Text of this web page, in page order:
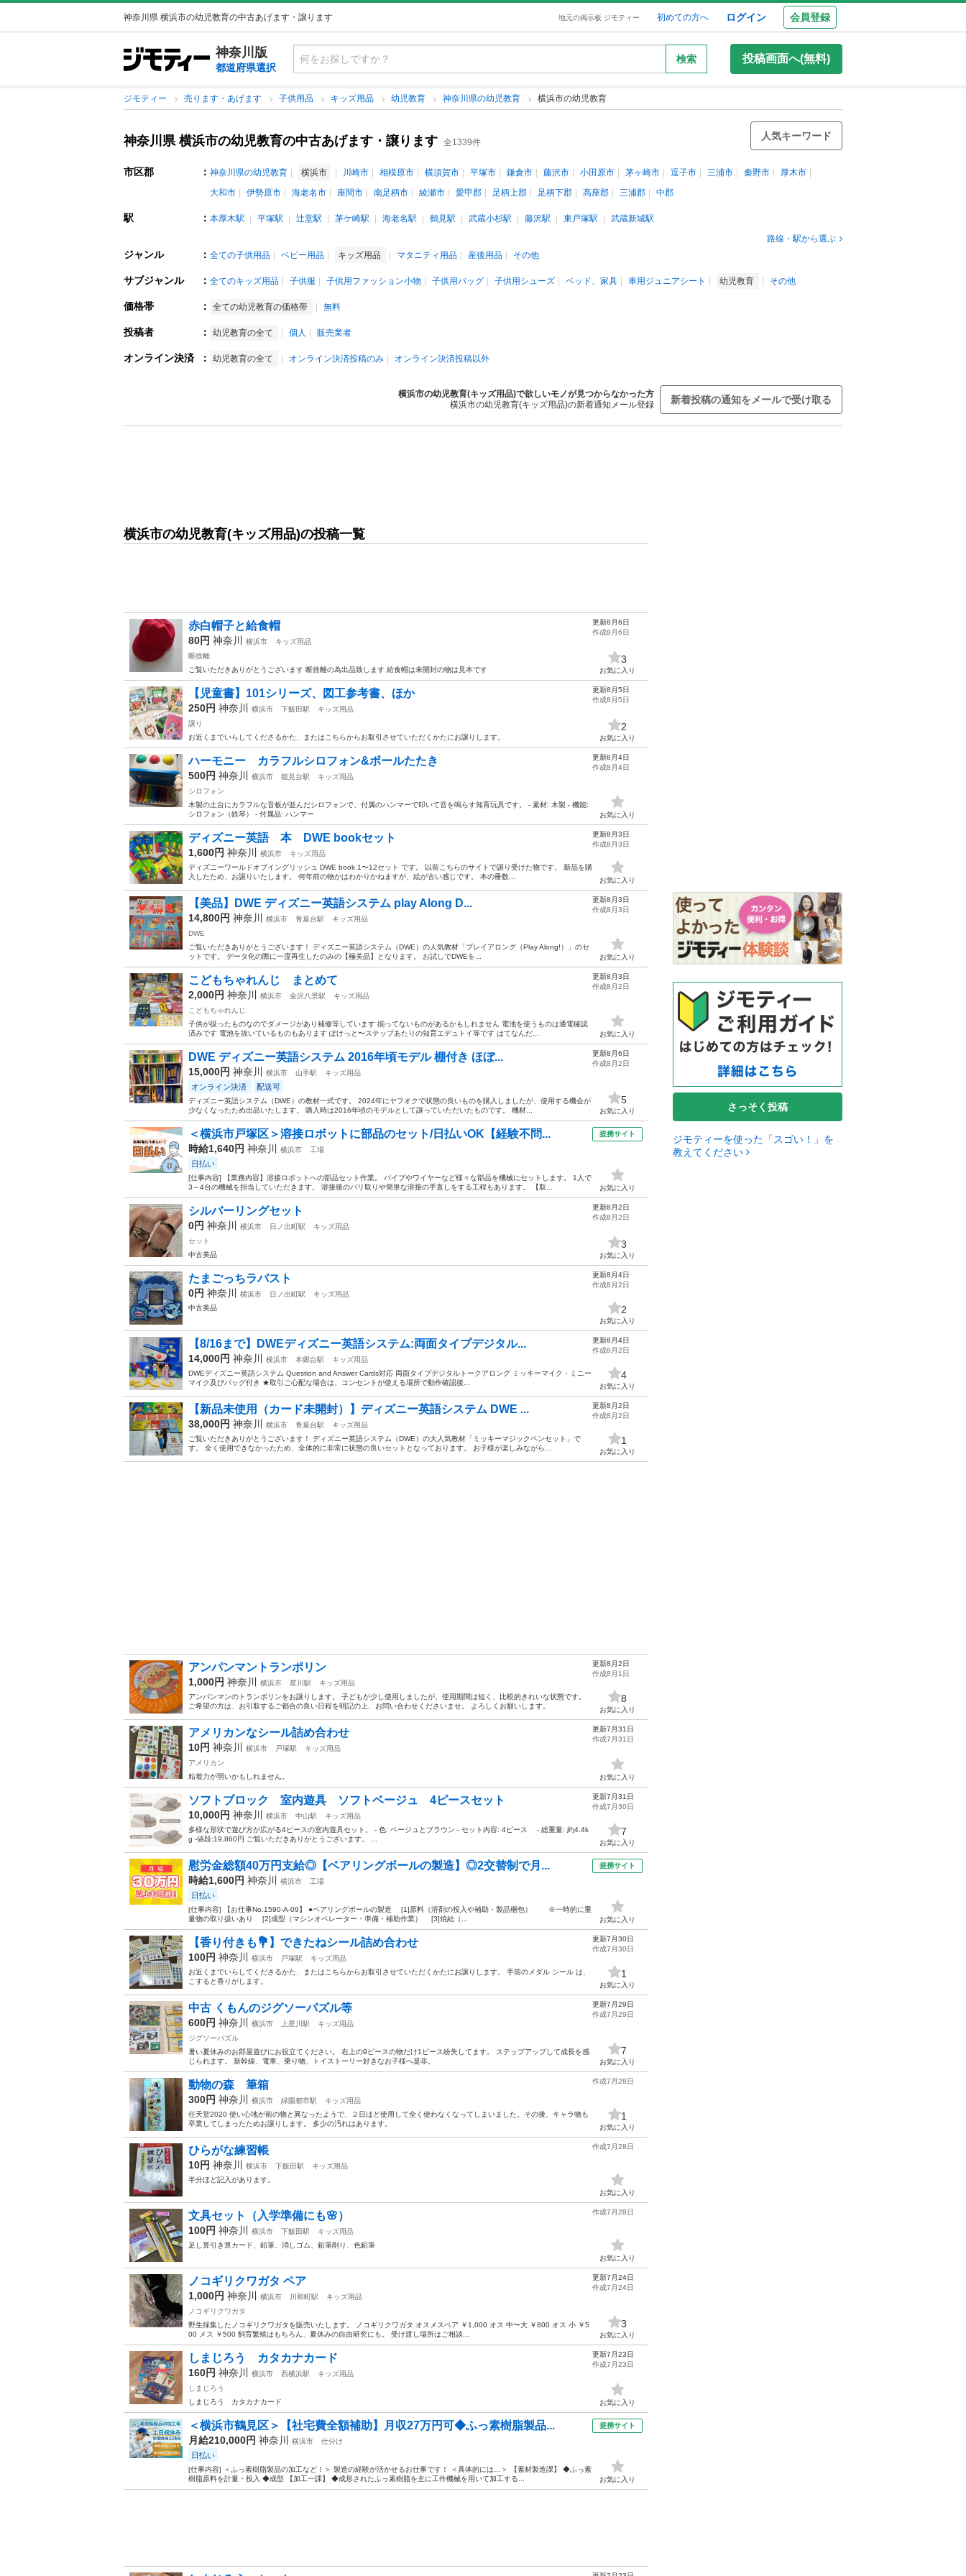
神奈川県 横浜市の幼児教育の中古あげます・譲ります 地元の掲示板 ジモティー 初めての方へ ログイン 会員登録
神奈川版
都道府県選択
検索 投稿画面へ(無料)
ジモティー 売ります・あげます 子供用品 キッズ用品 幼児教育 神奈川県の幼児教育 横浜市の幼児教育
神奈川県 横浜市の幼児教育の中古あげます・譲ります 全1339件
人気キーワード
市区郡 ： 神奈川県の幼児教育 横浜市 川崎市 相模原市 横須賀市 平塚市 鎌倉市 藤沢市 小田原市 茅ヶ崎市 逗子市 三浦市 秦野市
厚木市
大和市
伊勢原市 海老名市 座間市 南足柄市 綾瀬市 愛甲郡 足柄上郡 足柄下郡 高座郡 三浦郡 中郡
駅 ： 本厚木駅 平塚駅 辻堂駅 茅ケ崎駅 海老名駅 鶴見駅 武蔵小杉駅 藤沢駅 東戸塚駅
武蔵新城駅
路線・駅から選ぶ
ジャンル ： 全ての子供用品 ベビー用品 キッズ用品 マタニティ用品 産後用品 その他
サブジャンル ： 全てのキッズ用品 子供服 子供用ファッション小物 子供用バッグ 子供用シューズ ベッド、家具 車用ジュニアシート 幼児教育 その他
価格帯 ： 全ての幼児教育の価格帯 無料
投稿者 ： 幼児教育の全て 個人 販売業者
オンライン決済 ： 幼児教育の全て オンライン決済投稿のみ オンライン決済投稿以外
横浜市の幼児教育(キッズ用品)で欲しいモノが見つからなかった方
横浜市の幼児教育(キッズ用品)の新着通知メール登録
新着投稿の通知をメールで受け取る
横浜市の幼児教育(キッズ用品)の投稿一覧
赤白帽子と給食帽
80円 神奈川 横浜市
キッズ用品
断捨離
ご覧いただきありがとうございます 断捨離の為出品致します 給食帽は未開封の物は見本です
更新8月6日
作成8月6日
3
お気に入り
【児童書】101シリーズ、図工参考書、ほか
250円 神奈川 横浜市 下飯田駅
キッズ用品
譲り
お近くまでいらしてくださるかた、またはこちらからお取引させていただくかたにお譲りします。
更新8月5日
作成8月5日
2
お気に入り
ハーモニー カラフルシロフォン&ボールたたき
500円 神奈川 横浜市 能見台駅
キッズ用品
シロフォン
木製の土台にカラフルな音板が並んだシロフォンで、付属のハンマーで叩いて音を鳴らす知育玩具です。 - 素材: 木製 - 機能:
シロフォン（鉄琴） - 付属品: ハンマー
更新8月4日
作成8月4日
お気に入り
ディズニー英語 本 DWE bookセット
1,600円 神奈川 横浜市
キッズ用品
ディズニーワールドオブイングリッシュ DWE book 1〜12セット です。 以前こちらのサイトで譲り受けた物です。 新品を購
入したため、お譲りいたします。 何年前の物かはわかりかねますが、絵が古い感じです。 本の冊数...
更新8月3日
作成8月3日
お気に入り
【美品】DWE ディズニー英語システム play Along D...
14,800円 神奈川 横浜市 青葉台駅
キッズ用品
DWE
ご覧いただきありがとうございます！ ディズニー英語システム（DWE）の人気教材「プレイアロング（Play Along!）」のセ
ットです。 データ化の際に一度再生したのみの【極美品】となります。 お試しでDWEを...
更新8月3日
作成8月3日
お気に入り
こどもちゃれんじ まとめて
2,000円 神奈川 横浜市 金沢八景駅
キッズ用品
こどもちゃれんじ
子供が扱ったものなのでダメージがあり補修等しています 揃ってないものがあるかもしれません 電池を使うものは通電確認
済みです 電池を抜いているものもあります ぽけっと〜ステップあたりの知育エデュトイ等です はてなんだ...
更新8月3日
作成8月2日
お気に入り
DWE ディズニー英語システム 2016年頃モデル 棚付き ほぼ...
15,000円 神奈川 横浜市 山手駅 キッズ用品
オンライン決済 配送可
ディズニー英語システム（DWE）の教材一式です。 2024年にヤフオクで状態の良いものを購入しましたが、使用する機会が
少なくなったため出品いたします。 購入時は2016年頃のモデルとして譲っていただいたものです。 機材...
更新8月6日
作成8月2日
5
お気に入り
＜横浜市戸塚区＞溶接ロボットに部品のセット/日払いOK【経験不問...
時給1,640円 神奈川 横浜市 工場
日払い
[仕事内容] 【業務内容】溶接ロボットへの部品セット作業。 パイプやワイヤーなど様々な部品を機械にセットします。 1人で
3～4台の機械を担当していただきます。 溶接後のバリ取りや簡単な溶接の手直しをする工程もあります。 【取...
提携サイト
お気に入り
シルバーリングセット
0円 神奈川 横浜市 日ノ出町駅
キッズ用品
セット
中古美品
更新8月2日
作成8月2日
3
お気に入り
たまごっちラバスト
0円 神奈川 横浜市 日ノ出町駅
キッズ用品
中古美品
更新8月4日
作成8月2日
2
お気に入り
【8/16まで】DWEディズニー英語システム:両面タイプデジタル...
14,000円 神奈川 横浜市 本郷台駅
キッズ用品
DWEディズニー英語システム Question and Answer Cards対応 両面タイプデジタルトークアロング ミッキーマイク・ミニー
マイク及びバッグ付き ★取引ご心配な場合は、コンセントが使える場所で動作確認後...
更新8月4日
作成8月2日
4
お気に入り
​【新品未使用（カード未開封）】ディズニー英語システム DWE ...
38,000円 神奈川 横浜市 青葉台駅
キッズ用品
ご覧いただきありがとうございます！ ディズニー英語システム（DWE）の大人気教材「ミッキーマジックペンセット」で
す。 全く使用できなかったため、全体的に非常に状態の良いセットとなっております。 お子様が楽しみながら...
更新8月2日
作成8月2日
1
お気に入り
アンパンマントランポリン
1,000円 神奈川 横浜市 星川駅
キッズ用品
アンパンマンのトランポリンをお譲りします。 子どもが少し使用しましたが、使用期間は短く、比較的きれいな状態です。
ご希望の方は、お引取するご都合の良い日程を明記の上、お問い合わせくださいませ。 よろしくお願いします。
更新8月2日
作成8月1日
8
お気に入り
アメリカンなシール詰め合わせ
10円 神奈川 横浜市 戸塚駅
キッズ用品
アメリカン
粘着力が弱いかもしれません。
更新7月31日
作成7月31日
お気に入り
ソフトブロック 室内遊具 ソフトベージュ 4ピースセット
10,000円 神奈川 横浜市 中山駅
キッズ用品
多様な形状で遊び方が広がる4ピースの室内遊具セット。 - 色: ベージュとブラウン - セット内容: 4ピース - 総重量: 約4.4k
g -値段:19,860円 ご覧いただきありがとうございます。 ...
更新7月31日
作成7月30日
7
お気に入り
慰労金総額40万円支給◎【ベアリングボールの製造】◎2交替制で月...
時給1,600円 神奈川 横浜市 工場
日払い
[仕事内容] 【お仕事No.1590-A-09】 ●ベアリングボールの製造 [1]原料（溶剤の投入や補助・製品梱包） ※一時的に重
量物の取り扱いあり [2]成型（マシンオペレーター・準備・補助作業） [3]焼結（...
提携サイト
お気に入り
【香り付きも💐】できたねシール詰め合わせ
100円 神奈川 横浜市 戸塚駅
キッズ用品
お近くまでいらしてくださるかた、またはこちらからお取引させていただくかたにお譲りします。 手前のメダル シール は、
こすると香りがします。
更新7月30日
作成7月30日
1
お気に入り
中古 くもんのジグソーパズル等
600円 神奈川 横浜市 上星川駅
キッズ用品
ジグソーパズル
暑い夏休みのお部屋遊びにお役立てください。 右上の9ピースの物だけ1ピース紛失してます。 ステップアップして成長を感
じられます。 新幹線、電車、乗り物、トイストーリー好きなお子様へ是非。
更新7月29日
作成7月29日
7
お気に入り
動物の森 筆箱
300円 神奈川 横浜市 緑園都市駅
キッズ用品
任天堂2020 使い心地が前の物と異なったようで、２日ほど使用して全く使わなくなってしまいました。その後、キャラ物も
卒業してしまったためお譲りします。 多少の汚れはあります。
作成7月28日
1
お気に入り
ひらがな練習帳
10円 神奈川 横浜市 下飯田駅
キッズ用品
半分ほど記入があります。
作成7月28日
お気に入り
文具セット（入学準備にも🌸）
100円 神奈川 横浜市 下飯田駅
キッズ用品
足し算引き算カード、鉛筆、消しゴム、鉛筆削り、色鉛筆
作成7月28日
お気に入り
ノコギリクワガタ ペア
1,000円 神奈川 横浜市 川和町駅
キッズ用品
ノコギリクワガタ
野生採集したノコギリクワガタを販売いたします。 ノコギリクワガタ オスメスペア ￥1,000 オス 中〜大 ￥800 オス 小 ￥5
00 メス ￥500 飼育繁殖はもちろん、夏休みの自由研究にも。 受け渡し場所はご相談...
更新7月24日
作成7月24日
3
お気に入り
しまじろう カタカナカード
160円 神奈川 横浜市 西横浜駅
キッズ用品
しまじろう
しまじろう カタカナカード
更新7月23日
作成7月23日
お気に入り
＜横浜市鶴見区＞【社宅費全額補助】月収27万円可◆ふっ素樹脂製品...
月給210,000円 神奈川 横浜市 仕分け
日払い
[仕事内容] ＜ふっ素樹脂製品の加工など！＞ 製造の経験が活かせるお仕事です！ ＜具体的には…＞ 【素材製造課】 ◆ふっ素
樹脂原料を計量・投入 ◆成型 【加工一課】 ◆成形されたふっ素樹脂を主に工作機械を用いて加工する...
提携サイト
お気に入り
さっそく投稿
ジモティーを使った「スゴい！」を
教えてください